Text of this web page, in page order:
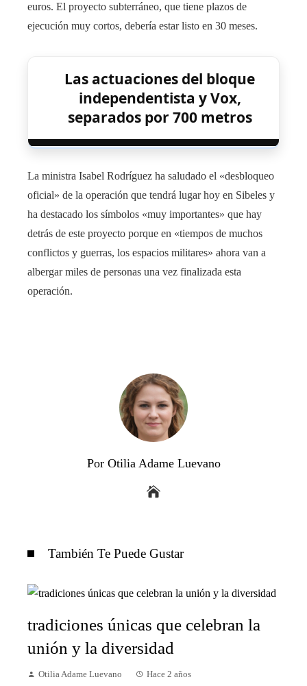
euros. El proyecto subterráneo, que tiene plazos de
ejecución muy cortos, debería estar listo en 30 meses.
Las actuaciones del bloque
independentista y Vox,
separados por 700 metros
La ministra Isabel Rodríguez ha saludado el «desbloqueo
oficial» de la operación que tendrá lugar hoy en Sibeles y
ha destacado los símbolos «muy importantes» que hay
detrás de este proyecto porque en «tiempos de muchos
conflictos y guerras, los espacios militares» ahora van a
albergar miles de personas una vez finalizada esta
operación.
Por Otilia Adame Luevano
También Te Puede Gustar
tradiciones únicas que celebran la
unión y la diversidad
Otilia Adame Luevano Hace 2 años